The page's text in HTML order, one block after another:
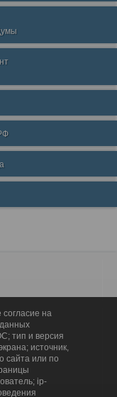
на
тип и версия
источник,
сайта или по
ip-